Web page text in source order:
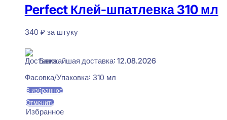
Perfect Клей-шпатлевка 310 мл
340 ₽ за штуку
Ближайшая доставка: 12.08.2026
Фасовка/Упаковка: 310 мл
В избранное
Отменить
Избранное